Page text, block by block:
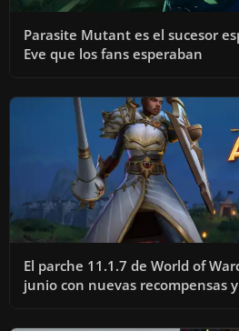
Parasite Mutant es el sucesor
Eve que los fans esperaban
El parche 11.1.7 de World of
junio con nuevas recompensas